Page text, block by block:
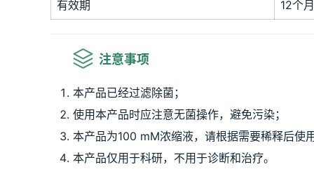
有效期 12个月
注意事项
本产品已经过滤除菌；
使用本产品时应注意无菌操作，避免污染；
本产品为100 mM浓缩液，请根据需要稀释后使
本产品仅用于科研，不用于诊断和治疗。